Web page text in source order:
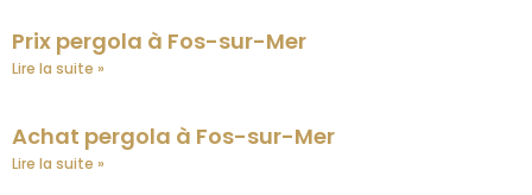
Prix pergola à Fos-sur-Mer
Lire la suite »
Achat pergola à Fos-sur-Mer
Lire la suite »